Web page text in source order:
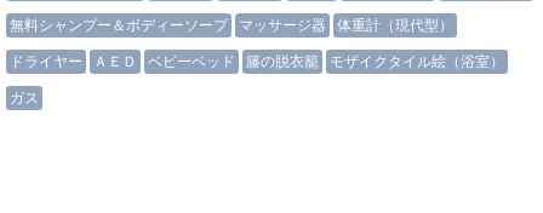
無料シャンプー＆ボディーソープ マッサージ器 体重計（現代型）
ドライヤー ＡＥＤ ベビーベッド 籐の脱衣籠 モザイクタイル絵（浴室）
ガス